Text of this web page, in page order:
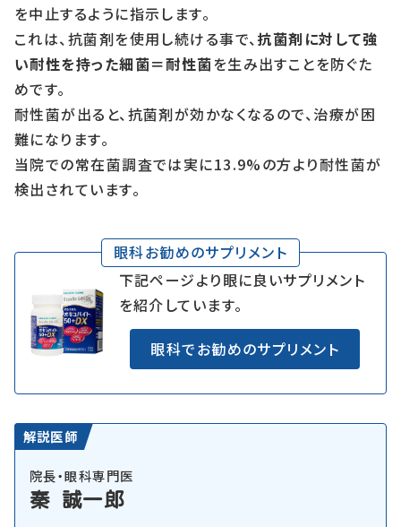
を中止するように指示します。
これは、抗菌剤を使用し続ける事で、抗菌剤に対して強
い耐性を持った細菌＝耐性菌を生み出すことを防ぐた
めです。
耐性菌が出ると、抗菌剤が効かなくなるので、治療が困
難になります。
当院での常在菌調査では実に13.9%の方より耐性菌が
検出されています。
眼科お勧めのサプリメント
下記ページより眼に良いサプリメント
を紹介しています。
眼科でお勧めのサプリメント
解説医師
院長・眼科専門医
秦 誠一郎